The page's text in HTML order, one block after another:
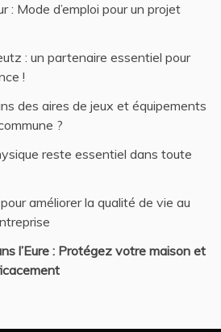
: Mode d’emploi pour un projet
: un partenaire essentiel pour
!
des aires de jeux et équipements
?
reste essentiel dans toute
améliorer la qualité de vie au
l’Eure : Protégez votre maison et